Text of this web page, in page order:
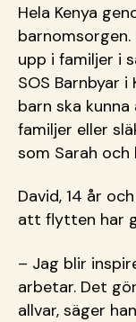
Hela Kenya
upp i familjer i
SOS Barnbyar
barn ska
familjer eller
som Sarah
David, 14 år
att flytten har
– Jag blir
arbetar. Det
allvar, säger